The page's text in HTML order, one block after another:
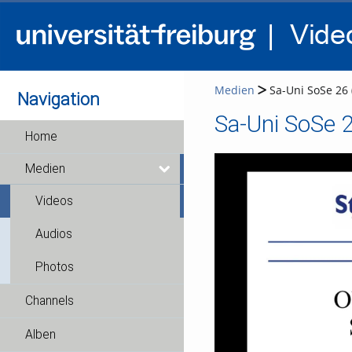
Navigation
Home
Medien
Videos
Audios
Photos
Channels
Alben
Medien Sa-Uni SoSe 26
Sa-Uni SoSe